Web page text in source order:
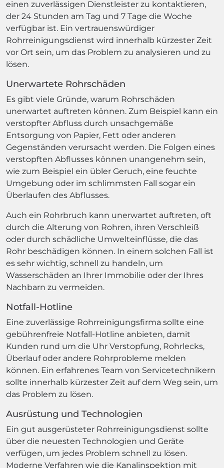
einen zuverlässigen Dienstleister zu kontaktieren,
der 24 Stunden am Tag und 7 Tage die Woche
verfügbar ist. Ein vertrauenswürdiger
Rohrreinigungsdienst wird innerhalb kürzester Zeit
vor Ort sein, um das Problem zu analysieren und zu
lösen.
Unerwartete Rohrschäden
Es gibt viele Gründe, warum Rohrschäden
unerwartet auftreten können. Zum Beispiel kann ein
verstopfter Abfluss durch unsachgemäße
Entsorgung von Papier, Fett oder anderen
Gegenständen verursacht werden. Die Folgen eines
verstopften Abflusses können unangenehm sein,
wie zum Beispiel ein übler Geruch, eine feuchte
Umgebung oder im schlimmsten Fall sogar ein
Überlaufen des Abflusses.
Auch ein Rohrbruch kann unerwartet auftreten, oft
durch die Alterung von Rohren, ihren Verschleiß
oder durch schädliche Umwelteinflüsse, die das
Rohr beschädigen können. In einem solchen Fall ist
es sehr wichtig, schnell zu handeln, um
Wasserschäden an Ihrer Immobilie oder der Ihres
Nachbarn zu vermeiden.
Notfall-Hotline
Eine zuverlässige Rohrreinigungsfirma sollte eine
gebührenfreie Notfall-Hotline anbieten, damit
Kunden rund um die Uhr Verstopfung, Rohrlecks,
Überlauf oder andere Rohrprobleme melden
können. Ein erfahrenes Team von Servicetechnikern
sollte innerhalb kürzester Zeit auf dem Weg sein, um
das Problem zu lösen.
Ausrüstung und Technologien
Ein gut ausgerüsteter Rohrreinigungsdienst sollte
über die neuesten Technologien und Geräte
verfügen, um jedes Problem schnell zu lösen.
Moderne Verfahren wie die Kanalinspektion mit